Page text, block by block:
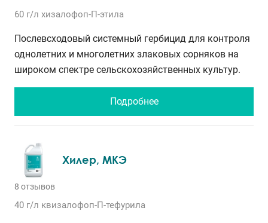
60 г/л хизалофоп-П-этила
Послевсходовый системный гербицид для контроля
однолетних и многолетних злаковых сорняков на
широком спектре сельскохозяйственных культур.
Подробнее
Хилер, МКЭ
8 отзывов
40 г/л квизалофоп-П-тефурила